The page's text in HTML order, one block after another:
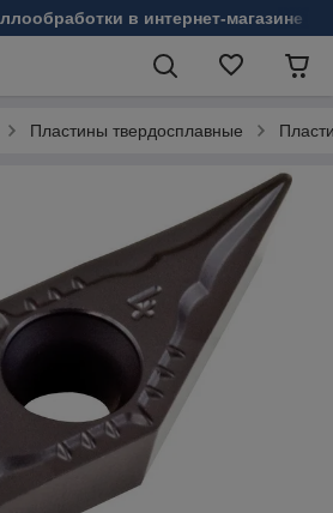
в интернет-магазине
Пластины твердосплавные